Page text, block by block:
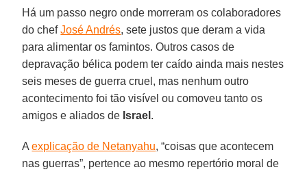
Há um passo negro onde morreram os colaboradores
do chefJosé Andrés, sete justos que deram a vida
para alimentar os famintos. Outros casos de
depravação bélica podem ter caído ainda mais nestes
seis meses de guerra cruel, mas nenhum outro
acontecimento foi tão visível ou comoveu tanto os
amigos e aliados de Israel .
Aexplicação de Netanyahu, “coisas que acontecem
nas guerras”, pertence ao mesmo repertório moral de